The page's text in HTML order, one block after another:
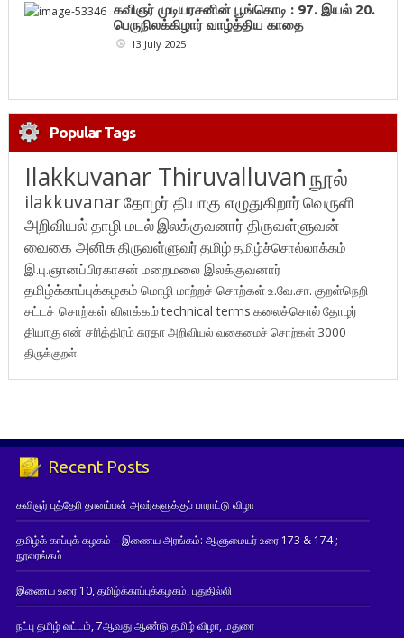
கவிஞர் முடியரசனின் பூங்கொடி : 97. இயல் 20.
பெருநிலக்கிழார் வாழ்த்திய காதை
13 July 2025
Popular Tags
Ilakkuvanar Thiruvalluvanநூல்
ilakkuvanarதோழர் தியாகு எழுதுகிறார்வெருளி
அறிவியல்தாழி மடல்இலக்குவனார் திருவள்ளுவன்
வைகை அனிசுதிருவள்ளுவர்தமிழ்தமிழ்ச்சொல்லாக்கம்
இ.பு.ஞானப்பிரகாசன் மறைமலை இலக்குவனார்
தமிழ்க்காப்புக்கழகம் மொழி மாற்றச் சொற்கள்உ.வே.சா. குறள்நெறி
சட்டச் சொற்கள் விளக்கம்technical terms கலைச்சொல்தோழர்
தியாகுஎன் சரித்திரம்சுரதாஅறிவியல் வகைமைச் சொற்கள் 3000
திருக்குறள்
Recent Posts
கவிஞர் புத்தேரி தானப்பன் அவர்களுக்குப் பாராட்டு விழா
தமிழ்க் காப்புக் கழகம் – இணைய அரங்கம்: ஆளுமையர் உரை 173 & 174 ;
நூலரங்கம்
இணைய உரை 10, தமிழ்க்காப்புக்கழகம், புதுதில்லி
நட்பு தமிழ் வட்டம், 7ஆவது ஆண்டு தமிழ் விழா, மதுரை